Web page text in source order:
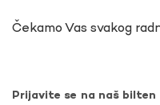
Čekamo Vas svakog
Prijavite se na naš bilten